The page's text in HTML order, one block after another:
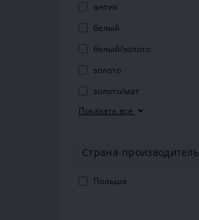
антик
белый
белый/золото
золото
золото/мат
Показать все
Страна-производитель
Польша